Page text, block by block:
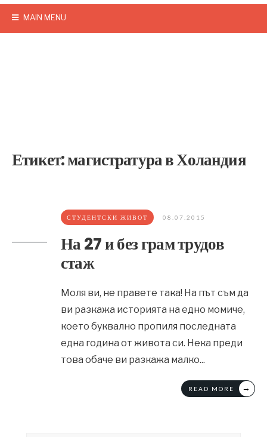
MAIN MENU
Етикет:магистратура в Холандия
СТУДЕНТСКИ ЖИВОТ 08.07.2015
На 27 и без грам трудов
стаж
Моля ви, не правете така! На път съм да
ви разкажа историята на едно момиче,
което буквално пропиля последната
една година от живота си. Нека преди
това обаче ви разкажа малко...
READ MORE →